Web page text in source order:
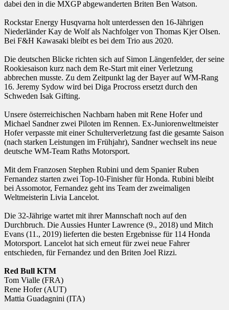
dabei den in die MXGP abgewanderten Briten Ben Watson.
Rockstar Energy Husqvarna holt unterdessen den 16-Jährigen
Niederländer Kay de Wolf als Nachfolger von Thomas Kjer Olsen.
Bei F&H Kawasaki bleibt es bei dem Trio aus 2020.
Die deutschen Blicke richten sich auf Simon Längenfelder, der seine
Rookiesaison kurz nach dem Re-Start mit einer Verletzung
abbrechen musste. Zu dem Zeitpunkt lag der Bayer auf WM-Rang
16. Jeremy Sydow wird bei Diga Procross ersetzt durch den
Schweden Isak Gifting.
Unsere österreichischen Nachbarn haben mit Rene Hofer und
Michael Sandner zwei Piloten im Rennen. Ex-Juniorenweltmeister
Hofer verpasste mit einer Schulterverletzung fast die gesamte Saison
(nach starken Leistungen im Frühjahr), Sandner wechselt ins neue
deutsche WM-Team Raths Motorsport.
Mit dem Franzosen Stephen Rubini und dem Spanier Ruben
Fernandez starten zwei Top-10-Finisher für Honda. Rubini bleibt
bei Assomotor, Fernandez geht ins Team der zweimaligen
Weltmeisterin Livia Lancelot.
Die 32-Jährige wartet mit ihrer Mannschaft noch auf den
Durchbruch. Die Aussies Hunter Lawrence (9., 2018) und Mitch
Evans (11., 2019) lieferten die besten Ergebnisse für 114 Honda
Motorsport. Lancelot hat sich erneut für zwei neue Fahrer
entschieden, für Fernandez und den Briten Joel Rizzi.
Red Bull KTM
Tom Vialle (FRA)
Rene Hofer (AUT)
Mattia Guadagnini (ITA)